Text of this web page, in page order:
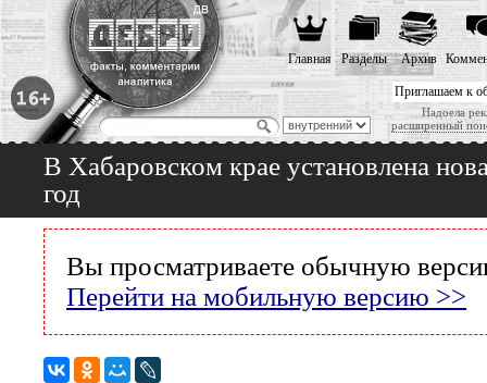
Приглашаем к
Надоела
расширенный
Главная Разделы Архив
В Хабаровском крае установлена
год
Вы просматриваете обычную
Перейти на мобильную версию >>